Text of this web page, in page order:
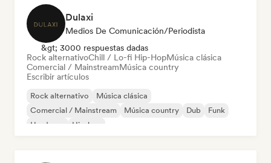
Dulaxi
Medios De Comunicación/Periodista
&gt; 3000 respuestas dadas
Rock alternativoChill / Lo-fi Hip-HopMúsica clásica
Comercial / MainstreamMúsica country
Escribir artículos
Rock alternativo
Música clásica
Comercial / Mainstream
Música country Dub
Funk
Hardcore
Hip-hop